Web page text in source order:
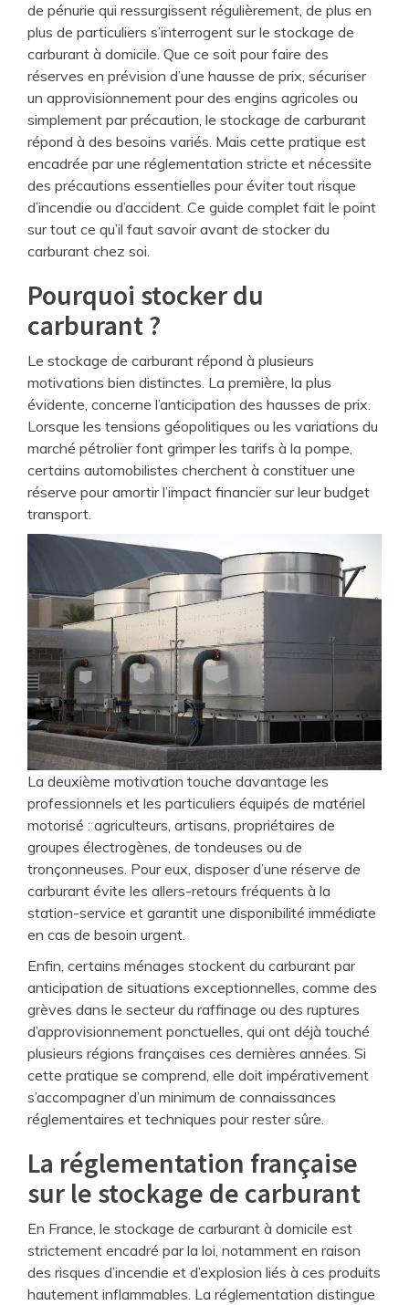
de pénurie qui ressurgissent régulièrement, de plus en
plus de particuliers s’interrogent sur le stockage de
carburant à domicile. Que ce soit pour faire des
réserves en prévision d’une hausse de prix, sécuriser
un approvisionnement pour des engins agricoles ou
simplement par précaution, le stockage de carburant
répond à des besoins variés. Mais cette pratique est
encadrée par une réglementation stricte et nécessite
des précautions essentielles pour éviter tout risque
d’incendie ou d’accident. Ce guide complet fait le point
sur tout ce qu’il faut savoir avant de stocker du
carburant chez soi.
Pourquoi stocker du
carburant ?
Le stockage de carburant répond à plusieurs
motivations bien distinctes. La première, la plus
évidente, concerne l’anticipation des hausses de prix.
Lorsque les tensions géopolitiques ou les variations du
marché pétrolier font grimper les tarifs à la pompe,
certains automobilistes cherchent à constituer une
réserve pour amortir l’impact financier sur leur budget
transport.
La deuxième motivation touche davantage les
professionnels et les particuliers équipés de matériel
motorisé : agriculteurs, artisans, propriétaires de
groupes électrogènes, de tondeuses ou de
tronçonneuses. Pour eux, disposer d’une réserve de
carburant évite les allers-retours fréquents à la
station-service et garantit une disponibilité immédiate
en cas de besoin urgent.
Enfin, certains ménages stockent du carburant par
anticipation de situations exceptionnelles, comme des
grèves dans le secteur du raffinage ou des ruptures
d’approvisionnement ponctuelles, qui ont déjà touché
plusieurs régions françaises ces dernières années. Si
cette pratique se comprend, elle doit impérativement
s’accompagner d’un minimum de connaissances
réglementaires et techniques pour rester sûre.
La réglementation française
sur le stockage de carburant
En France, le stockage de carburant à domicile est
strictement encadré par la loi, notamment en raison
des risques d’incendie et d’explosion liés à ces produits
hautement inflammables. La réglementation distingue